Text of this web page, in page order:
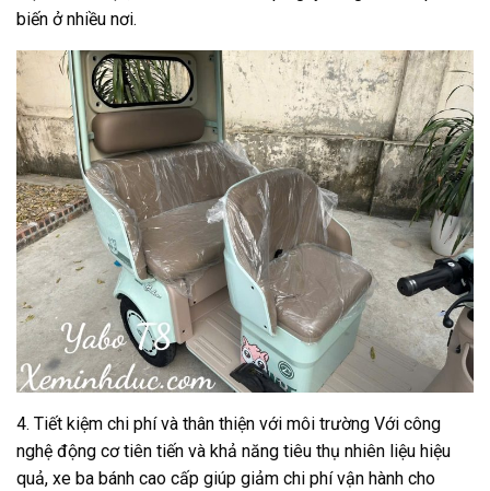
biến ở nhiều nơi.
4. Tiết kiệm chi phí và thân thiện với môi trường Với công
nghệ động cơ tiên tiến và khả năng tiêu thụ nhiên liệu hiệu
quả, xe ba bánh cao cấp giúp giảm chi phí vận hành cho